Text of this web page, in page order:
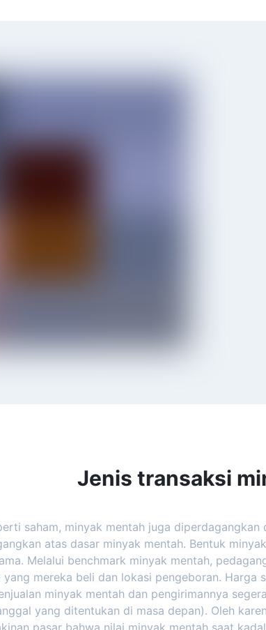
Jenis transaksi
saham, minyak mentah juga
atas dasar minyak mentah. Bentuk
Melalui benchmark minyak mentah,
yang mereka beli dan lokasi pengeboran.
minyak mentah dan pengirimannya
yang ditentukan di masa depan). Oleh